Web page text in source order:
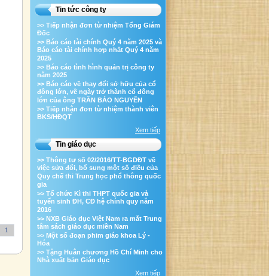
1
Tin tức công ty
>> Tiếp nhận đơn từ nhiệm Tổng Giám
Đốc
>> Báo cáo tài chính Quý 4 năm 2025 và
Báo cáo tài chính hợp nhất Quý 4 năm
2025
>> Báo cáo tình hình quản trị công ty
năm 2025
>> Báo cáo về thay đổi sở hữu của cổ
đông lớn, về ngày trở thành cổ đông
lớn của ông TRẦN BẢO NGUYÊN
>> Tiếp nhận đơn từ nhiệm thành viên
BKS/HĐQT
Xem tiếp
Tin giáo dục
>> Thông tư số 02/2016/TT-BGDĐT về
việc sửa đổi, bổ sung một số điều của
Quy chế thi Trung học phổ thông quốc
gia
>> Tổ chức Kì thi THPT quốc gia và
tuyển sinh ĐH, CĐ hệ chính quy năm
2016
>> NXB Giáo dục Việt Nam ra mắt Trung
tâm sách giáo dục miền Nam
>> Một số đoạn phim giáo khoa Lý -
Hóa
>> Tặng Huân chương Hồ Chí Minh cho
Nhà xuất bản Giáo dục
Xem tiếp